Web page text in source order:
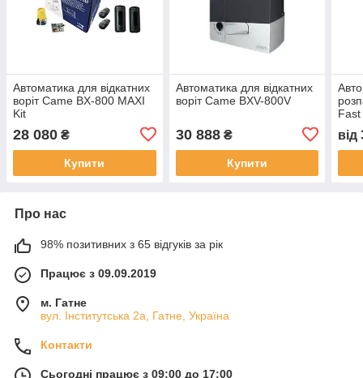
Автоматика для відкатних
воріт Came BX-800 MAXI
Kit
28 080 ₴
Купити
Автоматика для відкатних
воріт Came BXV-800V
30 888₴
Купити
Fast
від
Про нас
98% позитивних з 65 відгуків за рік
Працює з 09.09.2019
м. Гатне
вул. Інститутська 2а, Гатне, Україна
Контакти
Сьогодні працює з 09:00 до 17:00